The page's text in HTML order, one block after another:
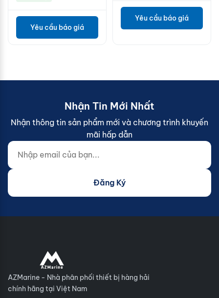
Yêu cầu báo giá
Yêu cầu báo giá
Nhận Tin Mới Nhất
Nhận thông tin sản phẩm mới và chương trình khuyến
mãi hấp dẫn
Nhập email của bạn...
Website (do not fill)
Đăng Ký
AZMarine - Nhà phân phối thiết bị hàng hải
chính hãng tại Việt Nam